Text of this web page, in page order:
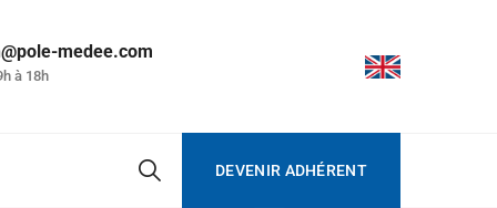
medee.com
à 18h
DEVENIR ADHÉRENT